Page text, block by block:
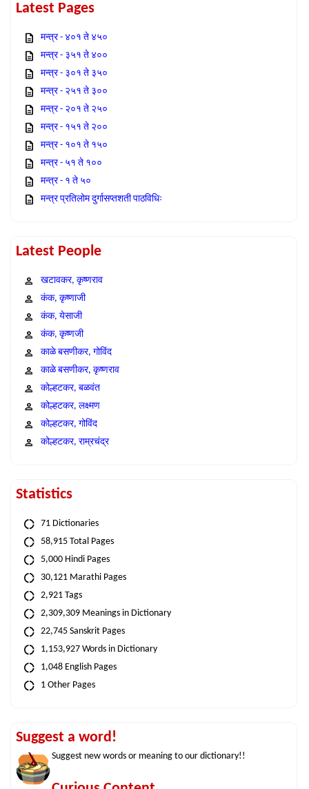
Latest Pages
मन्त्र - ४०१ ते ४५०
मन्त्र - ३५१ ते ४००
मन्त्र - ३०१ ते ३५०
मन्त्र - २५१ ते ३००
मन्त्र - २०१ ते २५०
मन्त्र - १५१ ते २००
मन्त्र - १०१ ते १५०
मन्त्र - ५१ ते १००
मन्त्र - १ ते ५०
मन्त्र प्रतिलोम दुर्गासप्तशती पाठविधिः
Latest People
खटावकर, कृष्णराव
कंक, कृष्णाजी
कंक, येसाजी
कंक, कृष्णजी
काळे बसणीकर, गोविंद
काळे बसणीकर, कृष्णराव
कोल्हटकर, बळवंत
कोल्हटकर, लक्ष्मण
कोल्हटकर, गोविंद
कोल्हटकर, राम्रचंद्र
Statistics
71 Dictionaries
58,915 Total Pages
5,000 Hindi Pages
30,121 Marathi Pages
2,921 Tags
2,309,309 Meanings in Dictionary
22,745 Sanskrit Pages
1,153,927 Words in Dictionary
1,048 English Pages
1 Other Pages
Suggest a word!
Suggest new words or meaning to our dictionary!!